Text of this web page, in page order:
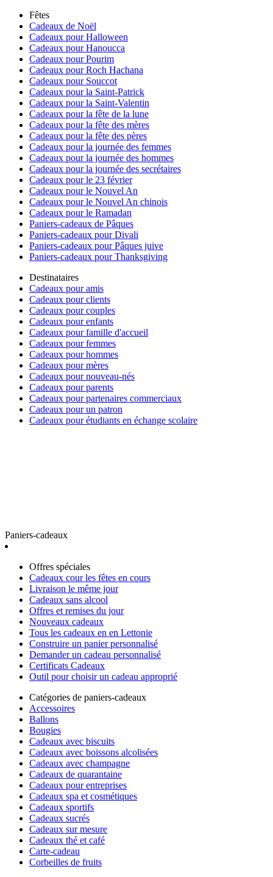
Fêtes
Cadeaux de Noël
Cadeaux pour Halloween
Cadeaux pour Hanoucca
Cadeaux pour Pourim
Cadeaux pour Roch Hachana
Cadeaux pour Souccot
Cadeaux pour la Saint-Patrick
Cadeaux pour la Saint-Valentin
Cadeaux pour la fête de la lune
Cadeaux pour la fête des mères
Cadeaux pour la fête des pères
Cadeaux pour la journée des femmes
Cadeaux pour la journée des hommes
Cadeaux pour la journée des secrétaires
Cadeaux pour le 23 février
Cadeaux pour le Nouvel An
Cadeaux pour le Nouvel An chinois
Cadeaux pour le Ramadan
Paniers-cadeaux de Pâques
Paniers-cadeaux pour Divali
Paniers-cadeaux pour Pâques juive
Paniers-cadeaux pour Thanksgiving
Destinataires
Cadeaux pour amis
Cadeaux pour clients
Cadeaux pour couples
Cadeaux pour enfants
Cadeaux pour famille d'accueil
Cadeaux pour femmes
Cadeaux pour hommes
Cadeaux pour mères
Cadeaux pour nouveau-nés
Cadeaux pour parents
Cadeaux pour partenaires commerciaux
Cadeaux pour un patron
Cadeaux pour étudiants en échange scolaire
Paniers-cadeaux
Offres spéciales
Cadeaux cour les fêtes en cours
Livraison le même jour
Cadeaux sans alcool
Offres et remises du jour
Nouveaux cadeaux
Tous les cadeaux en en Lettonie
Construire un panier personnalisé
Demander un cadeau personnalisé
Certificats Cadeaux
Outil pour choisir un cadeau approprié
Catégories de paniers-cadeaux
Accessoires
Ballons
Bougies
Cadeaux avec biscuits
Cadeaux avec boissons alcolisées
Cadeaux avec champagne
Cadeaux de quarantaine
Cadeaux pour entreprises
Cadeaux spa et cosmétiques
Cadeaux sportifs
Cadeaux sucrés
Cadeaux sur mesure
Cadeaux thé et café
Carte-cadeau
Corbeilles de fruits